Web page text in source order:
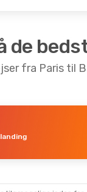
de
fra Paris til
1
BKK